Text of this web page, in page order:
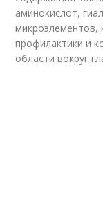
аминокислот,
микроэлементов,
профилактики и
области вокруг